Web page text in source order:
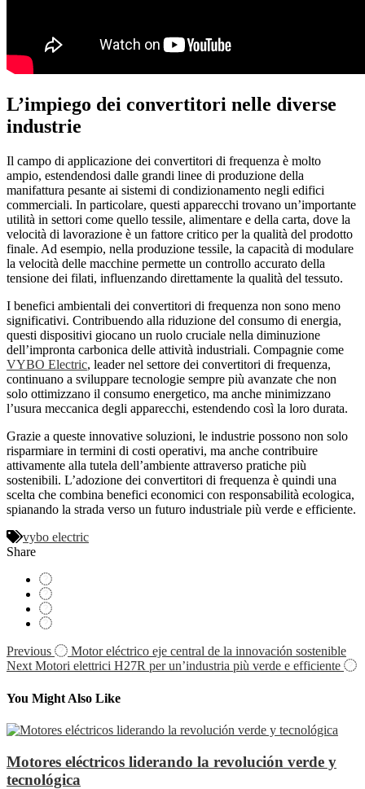
L’impiego dei convertitori nelle diverse
industrie
Il campo di applicazione dei convertitori di frequenza è molto
ampio, estendendosi dalle grandi linee di produzione della
manifattura pesante ai sistemi di condizionamento negli edifici
commerciali. In particolare, questi apparecchi trovano un’importante
utilità in settori come quello tessile, alimentare e della carta, dove la
velocità di lavorazione è un fattore critico per la qualità del prodotto
finale. Ad esempio, nella produzione tessile, la capacità di modulare
la velocità delle macchine permette un controllo accurato della
tensione dei filati, influenzando direttamente la qualità del tessuto.
I benefici ambientali dei convertitori di frequenza non sono meno
significativi. Contribuendo alla riduzione del consumo di energia,
questi dispositivi giocano un ruolo cruciale nella diminuzione
dell’impronta carbonica delle attività industriali. Compagnie come
VYBO Electric, leader nel settore dei convertitori di frequenza,
continuano a sviluppare tecnologie sempre più avanzate che non
solo ottimizzano il consumo energetico, ma anche minimizzano
l’usura meccanica degli apparecchi, estendendo così la loro durata.
Grazie a queste innovative soluzioni, le industrie possono non solo
risparmiare in termini di costi operativi, ma anche contribuire
attivamente alla tutela dell’ambiente attraverso pratiche più
sostenibili. L’adozione dei convertitori di frequenza è quindi una
scelta che combina benefici economici con responsabilità ecologica,
spianando la strada verso un futuro industriale più verde e efficiente.
vybo electric
Share
Navigácia
v
článku
Previous
Motor eléctrico eje central de la innovación sostenible
Next Motori elettrici H27R per un’industria più verde e efficiente
You Might Also Like
Motores eléctricos liderando la revolución verde y
tecnológica